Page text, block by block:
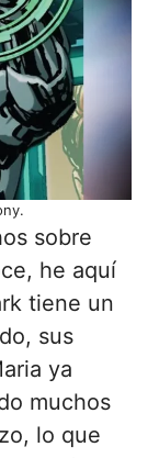
sobre
he aquí
tiene un
sus
ya
muchos
lo que